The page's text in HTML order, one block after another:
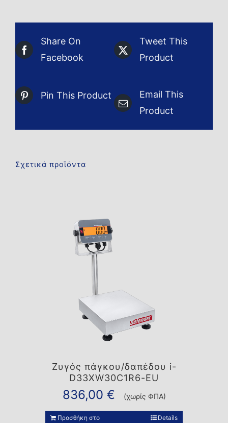
Share On
Facebook
Tweet This
Product
Pin This Product
Email This
Product
Σχετικά προϊόντα
Ζυγός πάγκου/δαπέδου i-
D33XW30C1R6-EU
836,00 € (χωρίς ΦΠΑ)
Προσθήκη στο
Details